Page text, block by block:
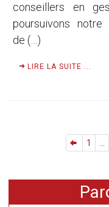
conseillers en
poursuivons
de (…)
LIRE LA SUITE ...
1